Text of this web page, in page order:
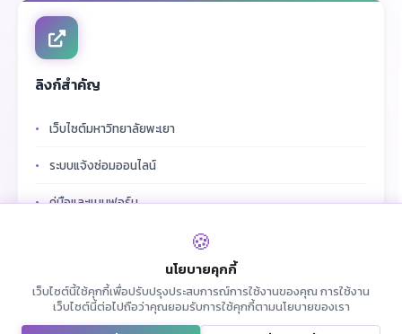
🍪
นโยบายคุกกี้
เว็บไซต์นี้ใช้คุกกี้เพื่อปรับปรุงประสบการณ์การใช้งานของคุณ การใช้งาน
เว็บไซต์นี้ต่อไปถือว่าคุณยอมรับการใช้คุกกี้ตามนโยบายของเรา
ลิงก์สำคัญ
เว็บไซต์มหาวิทยาลัยพะเยา
ระบบแจ้งซ่อมออนไลน์
คู่มือและแบบฟอร์ม